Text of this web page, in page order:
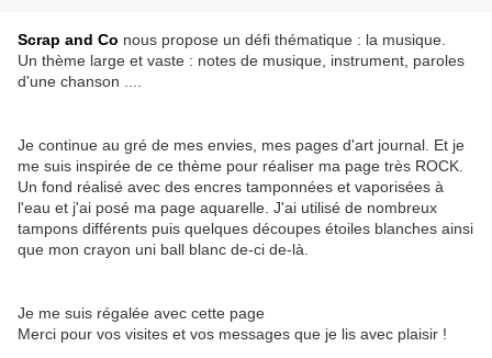
Scrap and Co nous propose un défi thématique : la musique.
Un thème large et vaste : notes de musique, instrument, paroles
d'une chanson ....
Je continue au gré de mes envies, mes pages d'art journal. Et je
me suis inspirée de ce thème pour réaliser ma page très ROCK.
Un fond réalisé avec des encres tamponnées et vaporisées à
l'eau et j'ai posé ma page aquarelle. J'ai utilisé de nombreux
tampons différents puis quelques découpes étoiles blanches ainsi
que mon crayon uni ball blanc de-ci de-là.
Je me suis régalée avec cette page
Merci pour vos visites et vos messages que je lis avec plaisir !